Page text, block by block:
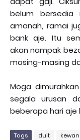
belum
amanah, ramai
bank aje. Itu
akan nampak
masing-masing
Moga
segala urusan
beberapa hari aje
Tags duit